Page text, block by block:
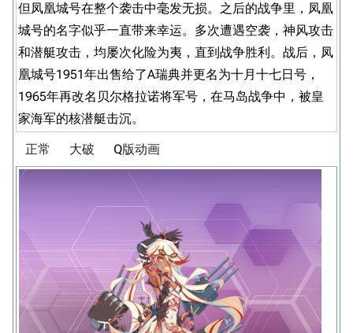
但凤凰城号在整个袭击中毫发无损。之后的战争里，凤凰
城号的名字似乎一直带来幸运。多次遭遇空袭，神风攻击
和潜艇攻击，均屡次化险为夷，直到战争胜利。战后，凤
凰城号1951年出售给了A瑞典并更名为十月十七日号，
1965年再改名贝尔格拉诺将军号，在马岛战争中，被皇
家海军的核潜艇击沉。
正常 大破 Q版动画